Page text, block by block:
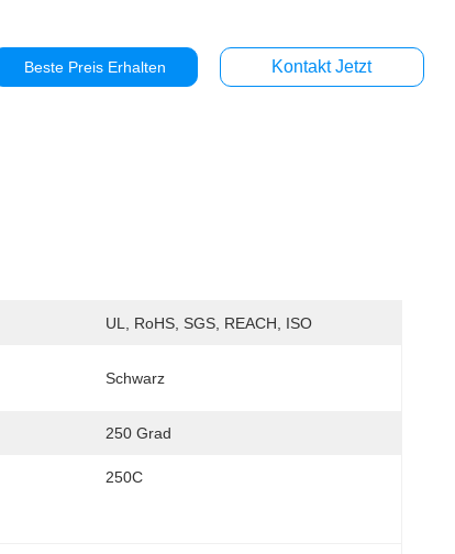
Beste Preis Erhalten Kontakt Jetzt
UL, RoHS, SGS, REACH, ISO
Schwarz
250 Grad
250C